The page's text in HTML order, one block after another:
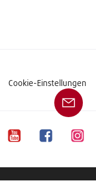
Cookie-Einstellungen